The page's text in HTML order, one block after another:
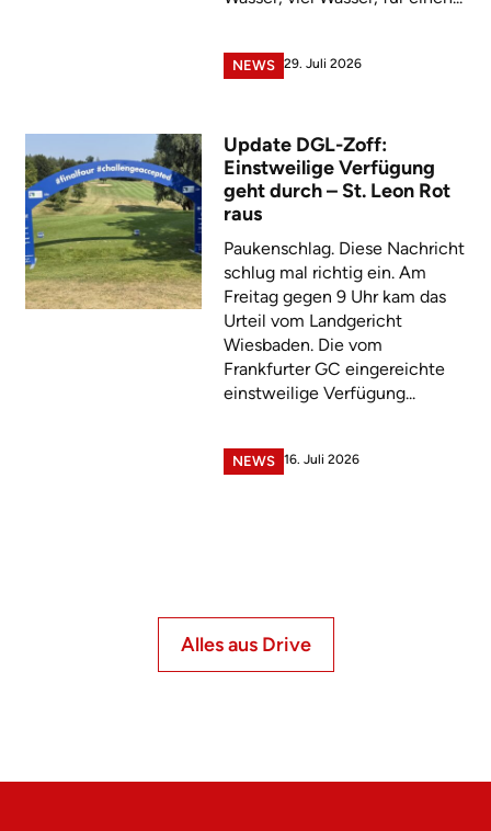
NEWS 29. Juli 2026
Update DGL-Zoff:
Einstweilige Verfügung
geht durch – St. Leon Rot
raus
Paukenschlag. Diese Nachricht
schlug mal richtig ein. Am
Freitag gegen 9 Uhr kam das
Urteil vom Landgericht
Wiesbaden. Die vom
Frankfurter GC eingereichte
einstweilige Verfügung...
NEWS 16. Juli 2026
Alles aus Drive